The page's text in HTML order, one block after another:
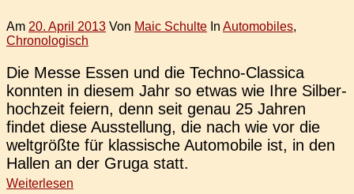
Am 20. April 2013 Von Maic Schulte In Automobiles,
Chronologisch
Die Messe Essen und die Techno-Clas­­si­­ca
konn­ten in diesem Jahr so etwas wie Ihre Sil­ber­
hoch­zeit feiern, denn seit genau 25 Jahren
findet diese Aus­stel­lung, die nach wie vor die
welt­größ­te für klas­si­sche Auto­mo­bi­le ist, in den
Hallen an der Gruga statt.
Weiterlesen